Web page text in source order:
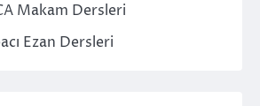
Makam Dersleri
Ezan Dersleri